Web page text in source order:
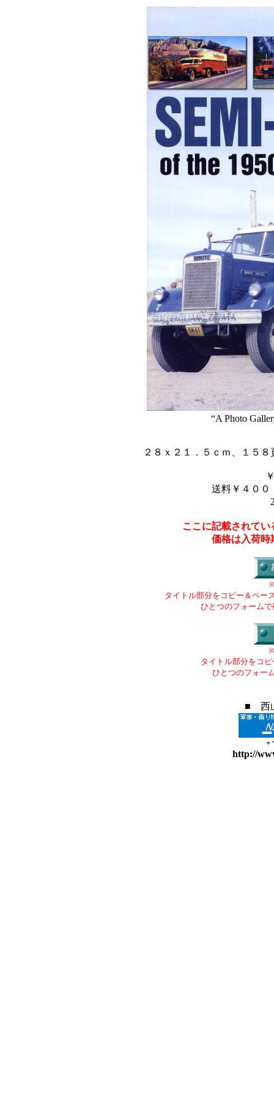
“A Photo
２８ｘ２１．５ｃｍ、１５
送料￥４００
ここに記載されて
価格は入荷時
タイトル部分をコピー＆ペー
ひとつのフォーム
タイトル部分をコ
ひとつのフォー
■ 西
+
http://